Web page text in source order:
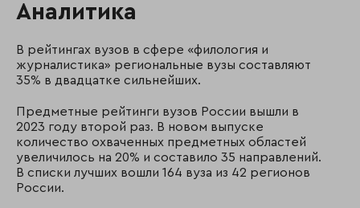
Аналитика
В рейтингах вузов в сфере «филология и
журналистика» региональные вузы составляют
35% в двадцатке сильнейших.
Предметные рейтинги вузов России вышли в
2023 году второй раз. В новом выпуске
количество охваченных предметных областей
увеличилось на 20% и составило 35 направлений.
В списки лучших вошли 164 вуза из 42 регионов
России.